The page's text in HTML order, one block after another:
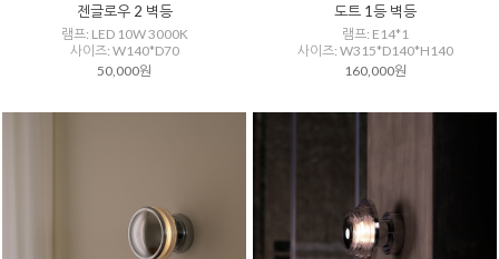
젠글로우 2 벽등
램프: LED 10W 3000K
사이즈: W140*D70
50,000원
도트 1등 벽등
램프: E14*1
사이즈: W315*D140*H140
160,000원